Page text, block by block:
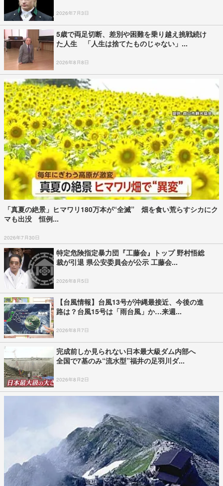
2026年7月3日
5歳で両足切断、差別や困難を乗り越え挑戦続け
た人生 「人生は捨てたものじゃない」...
2026年8月8日
「真夏の絶景」ヒマワリ180万本が“全滅” 畑を食い荒らすシカにク
マも出没 恒例...
2026年7月30日
特定危険指定暴力団『工藤会』トップ 野村悟総
裁が引退 県公安委員会が公示 工藤会...
2026年8月5日
【台風情報】台風13号が沖縄最接近、今後の進
路は？台風15号は「雨台風」か…来週...
2026年8月7日
完成前しか見られない日本最大級ダム内部へ
全国で7基のみ“流水型”福井の足羽川ダ...
2026年8月2日